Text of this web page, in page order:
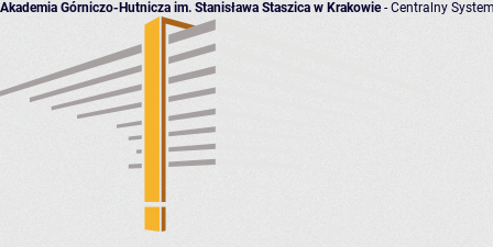
Akademia Górniczo-Hutnicza im. Stanisława Staszica w Krakowie- Centralny